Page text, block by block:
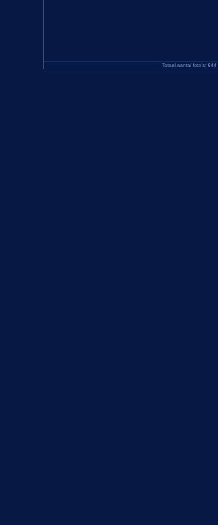
Totaal aantal foto's: 644